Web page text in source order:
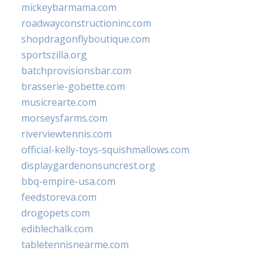
mickeybarmama.com
roadwayconstructioninc.com
shopdragonflyboutique.com
sportszilla.org
batchprovisionsbar.com
brasserie-gobette.com
musicrearte.com
morseysfarms.com
riverviewtennis.com
official-kelly-toys-squishmallows.com
displaygardenonsuncrest.org
bbq-empire-usa.com
feedstoreva.com
drogopets.com
ediblechalk.com
tabletennisnearme.com